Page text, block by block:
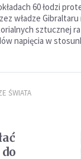
60 łodzi
władze Gibraltaru
sztucznej
napięcia w
ŚWIATA